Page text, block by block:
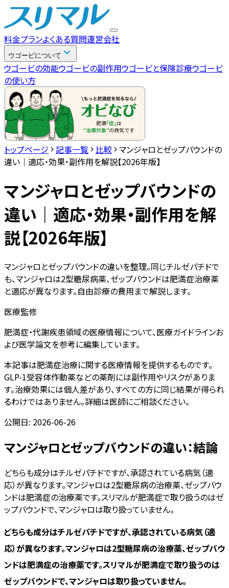
料金プランよくある質問運営会社
ウゴービについて
ウゴービの効能ウゴービの副作用ウゴービと保険診療ウゴービ
の使い方
トップページ 記事一覧 比較 マンジャロとゼップバウンドの
違い｜適応・効果・副作用を解説【2026年版】
マンジャロとゼップバウンドの
違い｜適応・効果・副作用を解
説【2026年版】
マンジャロとゼップバウンドの違いを整理。同じチルゼパチドで
も、マンジャロは2型糖尿病薬、ゼップバウンドは肥満症治療薬
と適応が異なります。自由診療の費用まで解説します。
医療監修
肥満症・代謝疾患領域の医療情報について、医療ガイドラインお
よび医学論文を参考に編集しています。
本記事は肥満症治療に関する医療情報を提供するものです。
GLP-1受容体作動薬などの薬剤には副作用やリスクがありま
す。治療効果には個人差があり、すべての方に同じ結果が得られ
るわけではありません。詳細は医師にご相談ください。
公開日: 2026-06-26
マンジャロとゼップバウンドの違い：結論
どちらも成分はチルゼパチドですが、承認されている病気（適
応）が異なります。マンジャロは2型糖尿病の治療薬、ゼップバウ
ンドは肥満症の治療薬です。スリマルが肥満症で取り扱うのはゼ
ップバウンドで、マンジャロは取り扱っていません。
どちらも成分はチルゼパチドですが、承認されている病気（適
応）が異なります。マンジャロは2型糖尿病の治療薬、ゼップバウ
ンドは肥満症の治療薬です。スリマルが肥満症で取り扱うのは
ゼップバウンドで、マンジャロは取り扱っていません。